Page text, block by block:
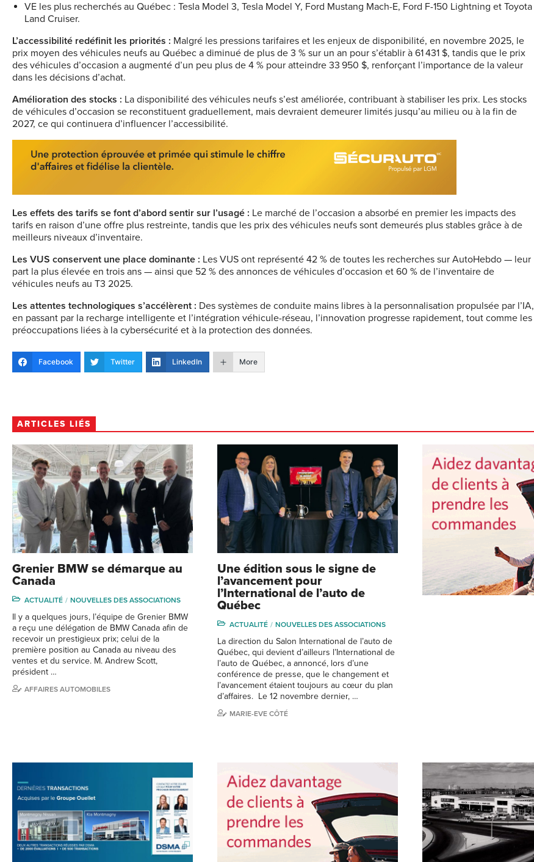
VE les plus recherchés au Québec : Tesla Model 3, Tesla Model Y, Ford Mustang Mach-E, Ford F-150 Lightning et Toyota
Land Cruiser.
L’accessibilité redéfinit les priorités : Malgré les pressions tarifaires et les enjeux de disponibilité, en novembre 2025, le
prix moyen des véhicules neufs au Québec a diminué de plus de 3 % sur un an pour s’établir à 61 431 $, tandis que le prix
des véhicules d’occasion a augmenté d’un peu plus de 4 % pour atteindre 33 950 $, renforçant l’importance de la valeur
dans les décisions d’achat.
Amélioration des stocks : La disponibilité des véhicules neufs s’est améliorée, contribuant à stabiliser les prix. Les stocks
de véhicules d’occasion se reconstituent graduellement, mais devraient demeurer limités jusqu’au milieu ou à la fin de
2027, ce qui continuera d’influencer l’accessibilité.
Les effets des tarifs se font d’abord sentir sur l’usagé : Le marché de l’occasion a absorbé en premier les impacts des
tarifs en raison d’une offre plus restreinte, tandis que les prix des véhicules neufs sont demeurés plus stables grâce à de
meilleurs niveaux d’inventaire.
Les VUS conservent une place dominante : Les VUS ont représenté 42 % de toutes les recherches sur AutoHebdo — leur
part la plus élevée en trois ans — ainsi que 52 % des annonces de véhicules d’occasion et 60 % de l’inventaire de
véhicules neufs au T3 2025.
Les attentes technologiques s’accélèrent : Des systèmes de conduite mains libres à la personnalisation propulsée par l’IA,
en passant par la recharge intelligente et l’intégration véhicule-réseau, l’innovation progresse rapidement, tout comme les
préoccupations liées à la cybersécurité et à la protection des données.
Facebook Twitter LinkedIn More
ARTICLES LIÉS
Grenier BMW se démarque au
Canada
ACTUALITÉ NOUVELLES DES ASSOCIATIONS
Il y a quelques jours, l’équipe de Grenier BMW
a reçu une délégation de BMW Canada afin de
recevoir un prestigieux prix; celui de la
première position au Canada au niveau des
ventes et du service. M. Andrew Scott,
président …
AFFAIRES AUTOMOBILES
Une édition sous le signe de
l’avancement pour
l’International de l’auto de
Québec
ACTUALITÉ NOUVELLES DES ASSOCIATIONS
La direction du Salon International de l’auto de
Québec, qui devient d’ailleurs l’International de
l’auto de Québec, a annoncé, lors d’une
conférence de presse, que le changement et
l’avancement étaient toujours au cœur du plan
d’affaires. Le 12 novembre dernier, …
MARIE-EVE CÔTÉ